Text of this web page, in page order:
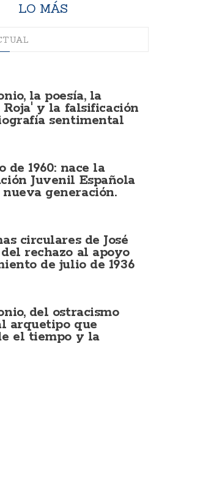
LO MÁS
la poesía, la
Roja' y la falsificación
sentimental
de 1960: nace la
Juvenil Española
generación.
circulares de José
rechazo al apoyo
de julio de 1936
del ostracismo
arquetipo que
el tiempo y la